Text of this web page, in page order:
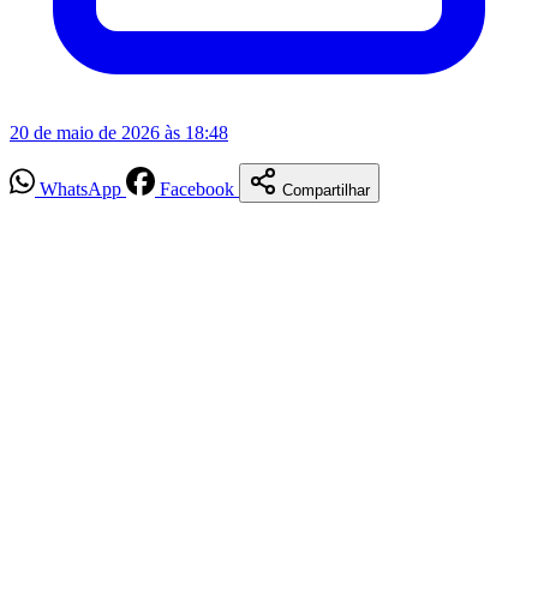
20 de maio de 2026 às 18:48
WhatsApp Facebook Compartilhar